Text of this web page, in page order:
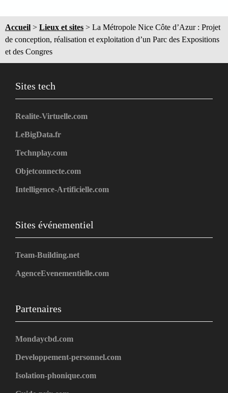
Accueil > Lieux et sites > La Métropole Nice Côte d’Azur : Projet
de conception, réalisation et exploitation d’un Parc des Expositions
et des Congres
Sites tech
Realite-Virtuelle.com
LeBigData.fr
Technplay.com
Objetconnecte.com
Intelligence-Artificielle.com
Sites événementiel
Team-Building.net
AgenceEvenementielle.com
Partenaires
Mondaycbd.com
Developpement-personnel.com
Isolation-phonique.com